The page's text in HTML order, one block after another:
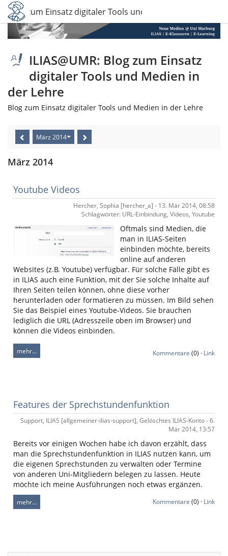
Blog zum Einsatz digitaler Tools und Medien in der Lehre
ILIAS@UMR: Blog zum Einsatz
digitaler Tools und Medien in
der Lehre
Blog zum Einsatz digitaler Tools und Medien in der Lehre
März 2014
März 2014
Youtube Videos
Hercher, Sophia [hercher_a] - 13. Mär 2014, 08:58
Schlagwörter: URL-Einbindung, Videos, Youtube
Oftmals sind Medien, die
man in ILIAS-Seiten
einbinden möchte, bereits
online auf anderen
Websites (z.B. Youtube) verfügbar. Für solche Fälle gibt es
in ILIAS auch eine Funktion, mit der Sie solche Inhalte auf
Ihren Seiten teilen können, ohne diese vorher
herunterladen oder formatieren zu müssen. Im Bild sehen
Sie das Beispiel eines Youtube-Videos. Sie brauchen
lediglich die URL (Adresszeile oben im Browser) und
können die Videos einbinden.
mehr… Kommentare (0) · Link
Features der Sprechstundenfunktion
Support, ILIAS [allgemeiner-ilias-support], Gelöschtes ILIAS-Konto - 6.
Mär 2014, 13:57
Bereits vor einigen Wochen habe ich davon erzählt, dass
man die Sprechstundenfunktion in ILIAS nutzen kann, um
die eigenen Sprechstunden zu verwalten oder Termine
von anderen Uni-Mitgliedern belegen zu lassen. Heute
möchte ich meine Ausführungen noch etwas ergänzen.
mehr… Kommentare (0) · Link